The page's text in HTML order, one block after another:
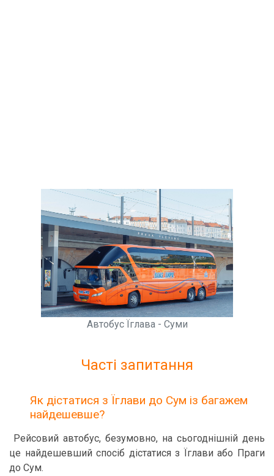
Автобус Їглава - Суми
Часті запитання
Як дістатися з Їглави до Сум із багажем
найдешевше?
Рейсовий автобус, безумовно, на сьогоднішній день
це найдешевший спосіб дістатися з Їглави або Праги
до Сум.